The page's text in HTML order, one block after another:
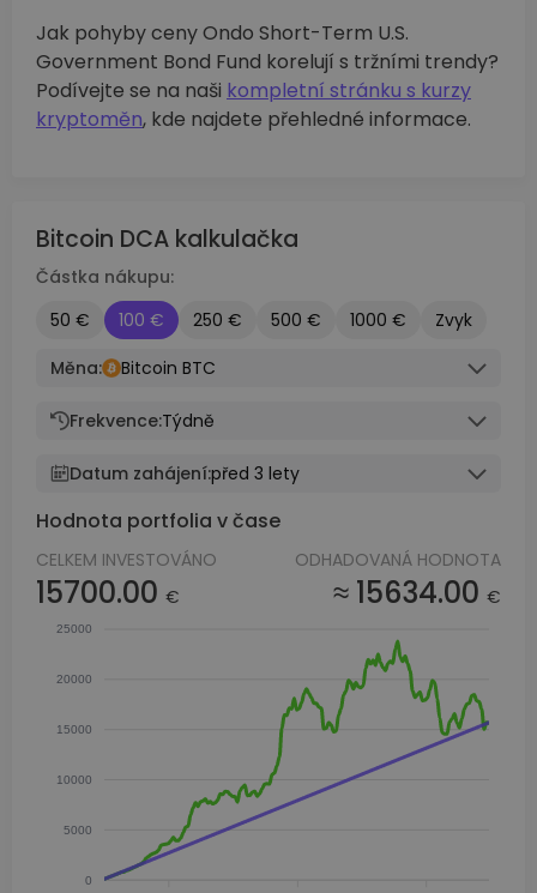
Jak pohyby ceny Ondo Short-Term U.S.
Government Bond Fund korelují s tržními trendy?
Podívejte se na naši kompletní stránku s kurzy
kryptoměn, kde najdete přehledné informace.
Bitcoin DCA kalkulačka
Částka nákupu:
50 €
100 € 250 € 500 € 1000 €
Zvyk
Měna:
Bitcoin BTC
Frekvence:Týdně
Datum zahájení:před 3 lety
Hodnota portfolia v čase
CELKEM INVESTOVÁNO
15700.00 €
ODHADOVANÁ HODNOTA
≈ 15634.00 €
25000
20000
15000
10000
5000
0